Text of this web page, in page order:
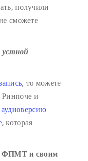
получили
сможете
устной
, то можете
и
аудиоверсию
, которая
ФПМТ и своим